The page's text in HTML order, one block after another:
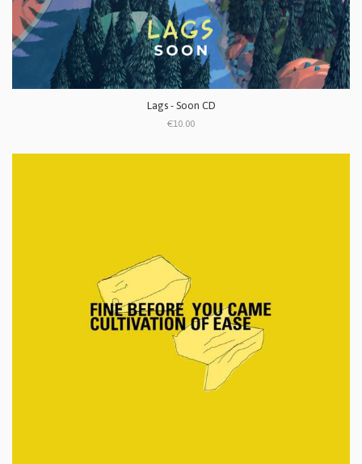
Lags - Soon CD
€10.00